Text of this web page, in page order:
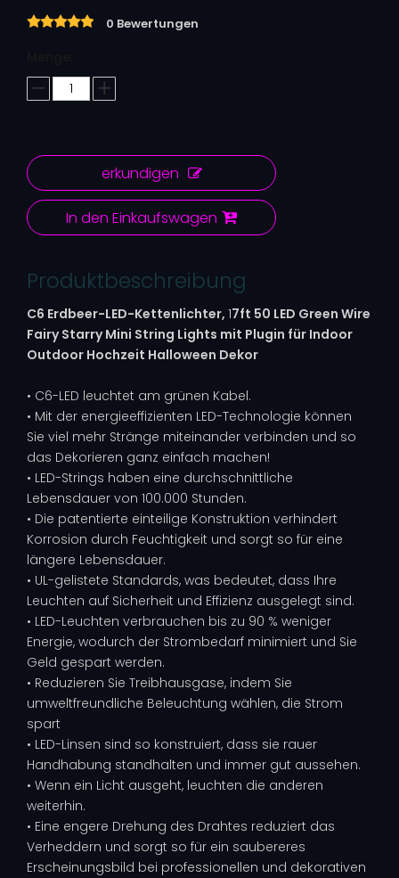
0 Bewertungen
erkundigen
In den Einkaufswagen
Produktbeschreibung
C6 Erdbeer-LED-Kettenlichter, 17ft 50 LED Green Wire
Fairy Starry Mini String Lights mit Plugin für Indoor
Outdoor Hochzeit Halloween Dekor
• C6-LED leuchtet am grünen Kabel.
• Mit der energieeffizienten LED-Technologie können
Sie viel mehr Stränge miteinander verbinden und so
das Dekorieren ganz einfach machen!
• LED-Strings haben eine durchschnittliche
Lebensdauer von 100.000 Stunden.
• Die patentierte einteilige Konstruktion verhindert
Korrosion durch Feuchtigkeit und sorgt so für eine
längere Lebensdauer.
• UL-gelistete Standards, was bedeutet, dass Ihre
Leuchten auf Sicherheit und Effizienz ausgelegt sind.
• LED-Leuchten verbrauchen bis zu 90 % weniger
Energie, wodurch der Strombedarf minimiert und Sie
Geld gespart werden.
• Reduzieren Sie Treibhausgase, indem Sie
umweltfreundliche Beleuchtung wählen, die Strom
spart
• LED-Linsen sind so konstruiert, dass sie rauer
Handhabung standhalten und immer gut aussehen.
• Wenn ein Licht ausgeht, leuchten die anderen
weiterhin.
• Eine engere Drehung des Drahtes reduziert das
Verheddern und sorgt so für ein saubereres
Erscheinungsbild bei professionellen und dekorativen